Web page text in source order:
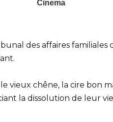
des affaires
vieux chêne, la cire bon
la dissolution de leur